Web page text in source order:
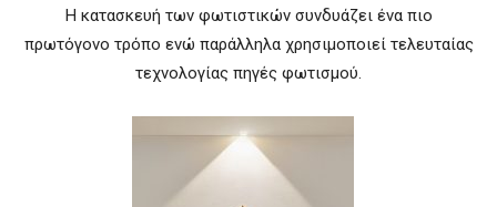
Η κατασκευή των φωτιστικών συνδυάζει ένα πιο
πρωτόγονο τρόπο ενώ παράλληλα χρησιμοποιεί τελευταίας
τεχνολογίας πηγές φωτισμού.